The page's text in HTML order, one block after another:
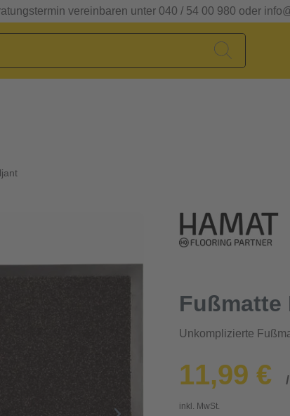
vereinbaren unter 040 / 54 00 980 oder
Unkomplizierte
11,99 €
inkl. MwSt.